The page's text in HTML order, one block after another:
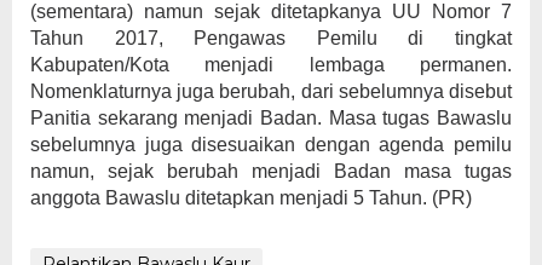
(sementara) namun sejak ditetapkanya UU Nomor 7
Tahun 2017, Pengawas Pemilu di tingkat
Kabupaten/Kota menjadi lembaga permanen.
Nomenklaturnya juga berubah, dari sebelumnya disebut
Panitia sekarang menjadi Badan. Masa tugas Bawaslu
sebelumnya juga disesuaikan dengan agenda pemilu
namun, sejak berubah menjadi Badan masa tugas
anggota Bawaslu ditetapkan menjadi 5 Tahun. (PR)